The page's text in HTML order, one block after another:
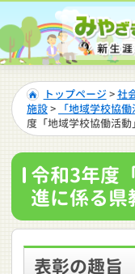
トップページ >社
施設> 「地域学校協
度「地域学校協働活
令和3年度
進に係る
表彰の趣旨